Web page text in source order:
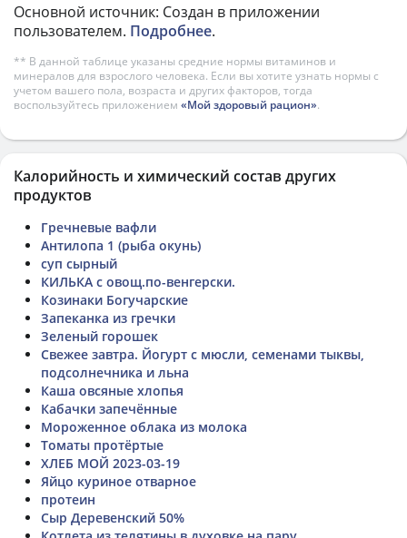
Основной источник: Создан в приложении
пользователем. Подробнее.
** В данной таблице указаны средние нормы витаминов и
минералов для взрослого человека. Если вы хотите узнать нормы с
учетом вашего пола, возраста и других факторов, тогда
воспользуйтесь приложением «Мой здоровый рацион».
Калорийность и химический состав других
продуктов
Гречневые вафли
Антилопа 1 (рыба окунь)
суп сырный
КИЛЬКА с овощ.по-венгерски.
Козинаки Богучарские
Запеканка из гречки
Зеленый горошек
Свежее завтра. Йогурт с мюсли, семенами тыквы,
подсолнечника и льна
Каша овсяные хлопья
Кабачки запечённые
Мороженное облака из молока
Томаты протëртые
ХЛЕБ МОЙ 2023-03-19
Яйцо куриное отварное
протеин
Сыр Деревенский 50%